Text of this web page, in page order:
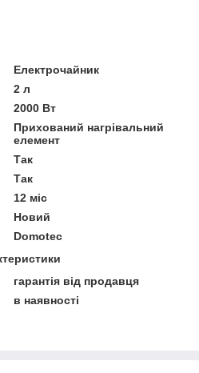
Електрочайник
2 л
2000 Вт
Прихований нагрівальний
елемент
Так
Так
12 міс
Новий
Domotec
гарантія від продавця
в наявності